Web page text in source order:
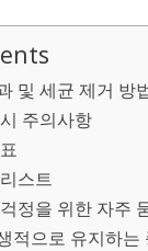
및 세균 제거 방
주의사항
스트
정을 위한 자주
적으로 유지하는